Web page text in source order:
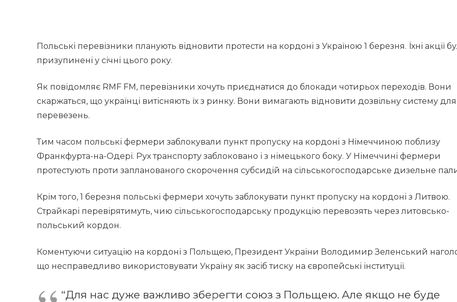
Польські перевізники планують відновити протести на кордоні з Україною 1 березня. Їхні акції
призупинені у січні цього року.
Як повідомляє RMF FM, перевізники хочуть приєднатися до блокади чотирьох переходів. Вони
скаржаться, що українці витісняють їх з ринку. Вони вимагають відновити дозвільну систему для
перевезень.
Тим часом польські фермери заблокували пункт пропуску на кордоні з Німеччиною поблизу
Франкфурта-на-Одері. Рух транспорту заблоковано і з німецького боку. У Німеччині фермери
протестують проти запланованого скорочення субсидій на сільськогосподарське дизельне
Крім того, 1 березня польські фермери хочуть заблокувати пункт пропуску на кордоні з Литвою.
Страйкарі перевірятимуть, чию сільськогосподарську продукцію перевозять через литовсько-
польський кордон.
Коментуючи ситуацію на кордоні з Польщею, Президент України Володимир Зеленський
що несправедливо використовувати Україну як засіб тиску на європейські інституції.
“Для нас дуже важливо зберегти союз з Польщею. Але якщо не буде